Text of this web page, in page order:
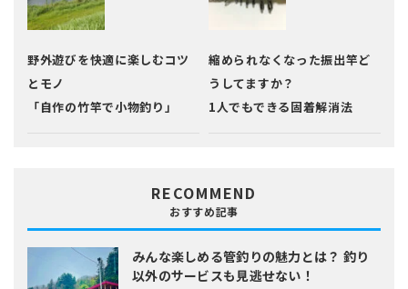
野外遊びを快適に楽しむコツ
とモノ
「自作の竹竿で小物釣り」
縮められなくなった振出竿ど
うしてますか？
1人でもできる固着解消法
RECOMMEND
おすすめ記事
みんな楽しめる管釣りの魅力とは？ 釣り
以外のサービスも見逃せない！